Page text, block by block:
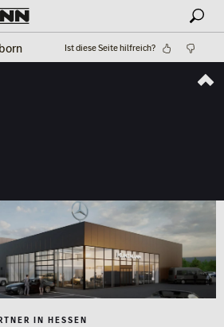
Ist diese Seite hilfreich?
IN HESSEN